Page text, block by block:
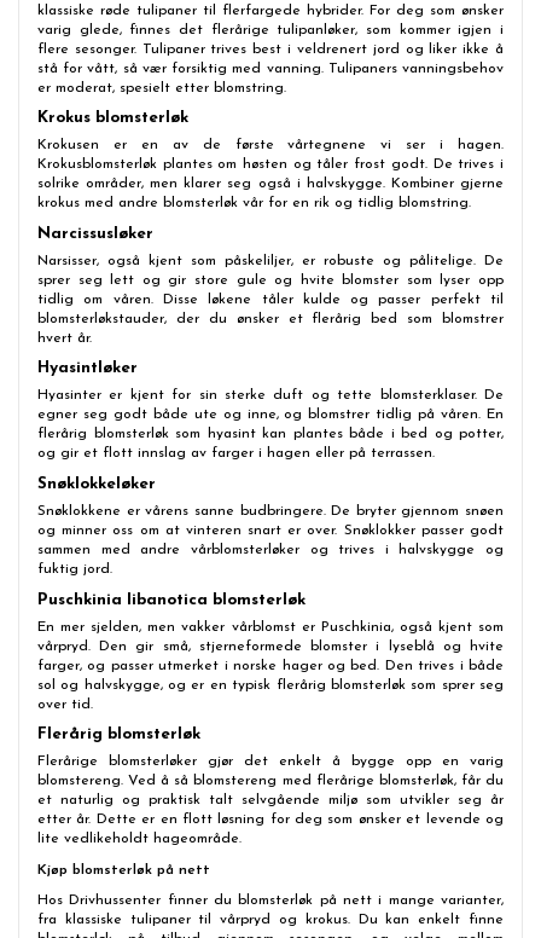
klassiske røde tulipaner til flerfargede hybrider. For deg som ønsker
varig glede, finnes det flerårige tulipanløker, som kommer igjen i
flere sesonger. Tulipaner trives best i veldrenert jord og liker ikke å
stå for vått, så vær forsiktig med vanning. Tulipaners vanningsbehov
er moderat, spesielt etter blomstring.
Krokus blomsterløk
Krokusen er en av de første vårtegnene vi ser i hagen.
Krokusblomsterløk plantes om høsten og tåler frost godt. De trives i
solrike områder, men klarer seg også i halvskygge. Kombiner gjerne
krokus med andre blomsterløk vår for en rik og tidlig blomstring.
Narcissusløker
Narsisser, også kjent som påskeliljer, er robuste og pålitelige. De
sprer seg lett og gir store gule og hvite blomster som lyser opp
tidlig om våren. Disse løkene tåler kulde og passer perfekt til
blomsterløkstauder, der du ønsker et flerårig bed som blomstrer
hvert år.
Hyasintløker
Hyasinter er kjent for sin sterke duft og tette blomsterklaser. De
egner seg godt både ute og inne, og blomstrer tidlig på våren. En
flerårig blomsterløk som hyasint kan plantes både i bed og potter,
og gir et flott innslag av farger i hagen eller på terrassen.
Snøklokkeløker
Snøklokkene er vårens sanne budbringere. De bryter gjennom snøen
og minner oss om at vinteren snart er over. Snøklokker passer godt
sammen med andre vårblomsterløker og trives i halvskygge og
fuktig jord.
Puschkinia libanotica blomsterløk
En mer sjelden, men vakker vårblomst er Puschkinia, også kjent som
vårpryd. Den gir små, stjerneformede blomster i lyseblå og hvite
farger, og passer utmerket i norske hager og bed. Den trives i både
sol og halvskygge, og er en typisk flerårig blomsterløk som sprer seg
over tid.
Flerårig blomsterløk
Flerårige blomsterløker gjør det enkelt å bygge opp en varig
blomstereng. Ved å så blomstereng med flerårige blomsterløk, får du
et naturlig og praktisk talt selvgående miljø som utvikler seg år
etter år. Dette er en flott løsning for deg som ønsker et levende og
lite vedlikeholdt hageområde.
Kjøp blomsterløk på nett
Hos Drivhussenter finner du blomsterløk på nett i mange varianter,
fra klassiske tulipaner til vårpryd og krokus. Du kan enkelt finne